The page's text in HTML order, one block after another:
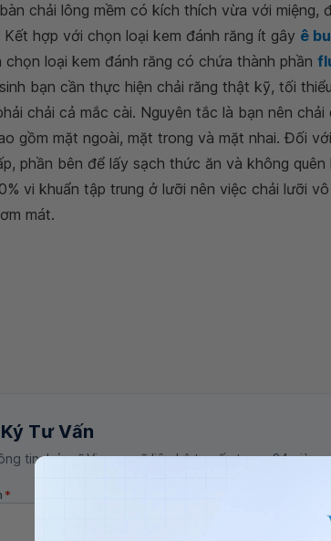
chải lông mềm có kích thích vừa với miệng,
hợp với chọn loại kem đánh răng ít gây ê
loại kem đánh răng có chứa thành phần
bạn cần thực hiện chải răng thật kỹ, tối
chải cả mắc cài. Nguyên tắc là bạn nên
gồm mặt ngoài, mặt trong và mặt nhai. Đối
phần bên để lấy sạch thức ăn và không
vi khuẩn tập trung ở lưỡi nên việc chải lưỡi
mát.
Tư Vấn
tin, bác sĩ Vinmec sẽ liên hệ tư vấn trong 24 giờ.
*